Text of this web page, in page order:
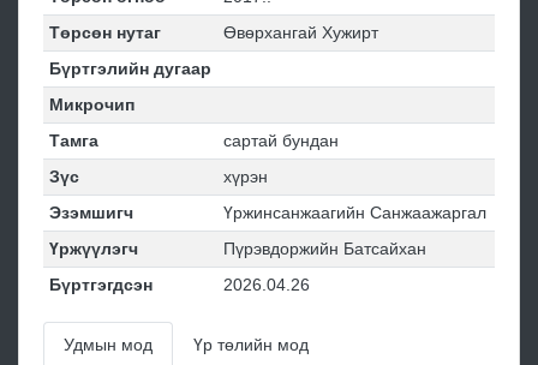
Төрсөн нутаг
Өвөрхангай Хужирт
Бүртгэлийн дугаар
Микрочип
Тамга
сартай бундан
Зүс
хүрэн
Эзэмшигч
Үржинсанжаагийн Санжаажаргал
Үржүүлэгч
Пүрэвдоржийн Батсайхан
Бүртгэгдсэн
2026.04.26
Удмын мод Үр төлийн мод